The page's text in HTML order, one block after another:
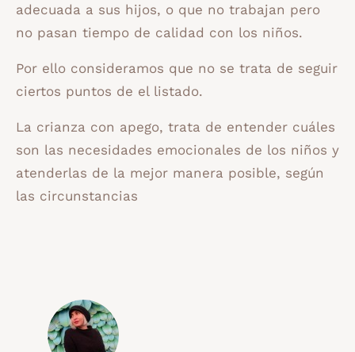
adecuada a sus hijos, o que no trabajan pero
no pasan tiempo de calidad con los niños.
Por ello consideramos que no se trata de seguir
ciertos puntos de el listado.
La crianza con apego, trata de entender cuáles
son las necesidades emocionales de los niños y
atenderlas de la mejor manera posible, según
las circunstancias